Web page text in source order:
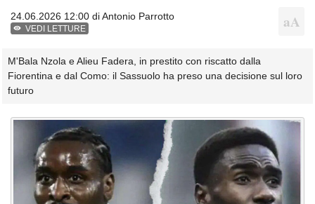
24.06.2026 12:00 diAntonio Parrotto
VEDI LETTURE
M'Bala Nzola e Alieu Fadera, in prestito con riscatto dalla
Fiorentina e dal Como: il Sassuolo ha preso una decisione sul loro
futuro